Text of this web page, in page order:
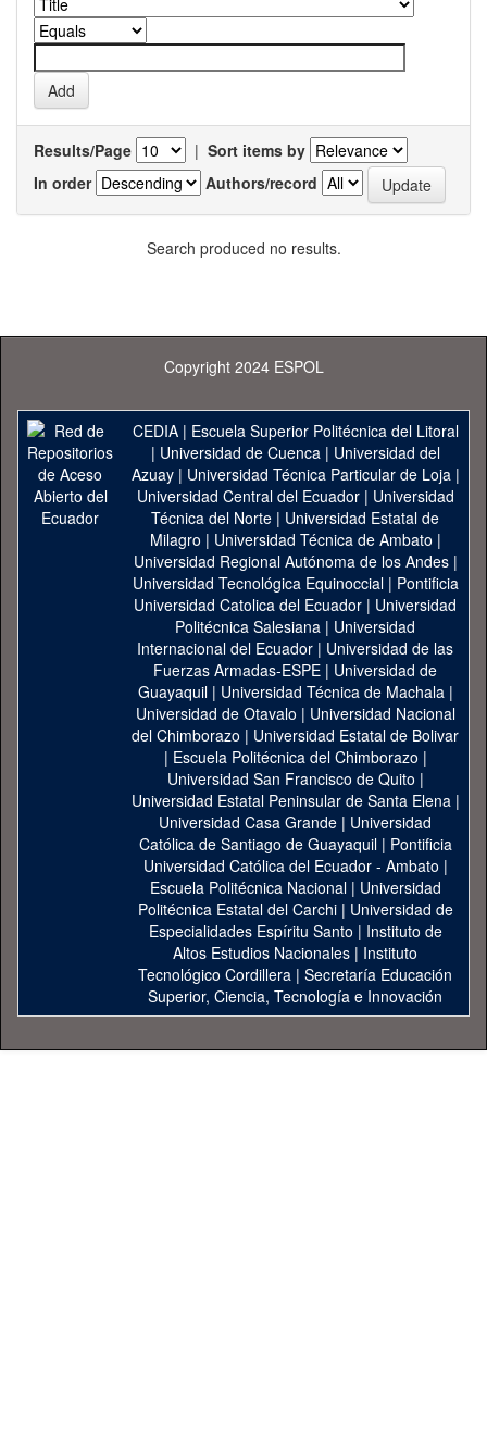
Results/Page | Sort items by
In order
Authors/record
Search produced no results.
Copyright 2024 ESPOL
CEDIA| Escuela Superior Politécnica del Litoral
| Universidad de Cuenca| Universidad del
Azuay| Universidad Técnica Particular de Loja|
Universidad Central del Ecuador| Universidad
Técnica del Norte | Universidad Estatal de
Milagro | Universidad Técnica de Ambato |
Universidad Regional Autónoma de los Andes|
Universidad Tecnológica Equinoccial| Pontificia
Universidad Catolica del Ecuador | Universidad
Politécnica Salesiana | Universidad
Internacional del Ecuador | Universidad de las
Fuerzas Armadas-ESPE | Universidad de
Guayaquil| Universidad Técnica de Machala|
Universidad de Otavalo | Universidad Nacional
del Chimborazo | Universidad Estatal de Bolivar
| Escuela Politécnica del Chimborazo |
Universidad San Francisco de Quito |
Universidad Estatal Peninsular de Santa Elena|
Universidad Casa Grande | Universidad
Católica de Santiago de Guayaquil| Pontificia
Universidad Católica del Ecuador - Ambato |
Escuela Politécnica Nacional| Universidad
Politécnica Estatal del Carchi| Universidad de
Especialidades Espíritu Santo | Instituto de
Altos Estudios Nacionales | Instituto
Tecnológico Cordillera | Secretaría Educación
Superior, Ciencia, Tecnología e Innovación